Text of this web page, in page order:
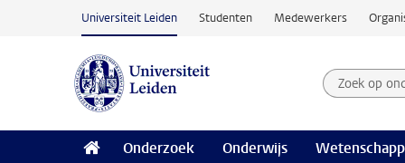
Ga naar hoofdinhoud
Universiteit Leiden Studenten Medewerkers
Zoek op
Zoekterm
Onderzoek Onderwijs